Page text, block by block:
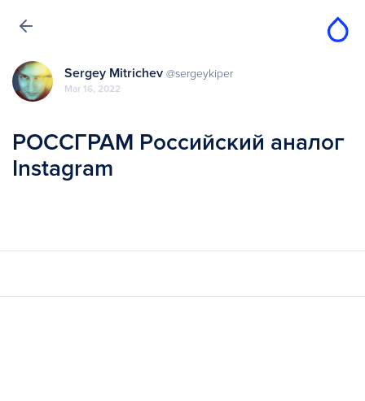
Sergey Mitrichev @sergeykiper
Mar 16, 2022
РОССГРАМ Российский аналог
Instagram